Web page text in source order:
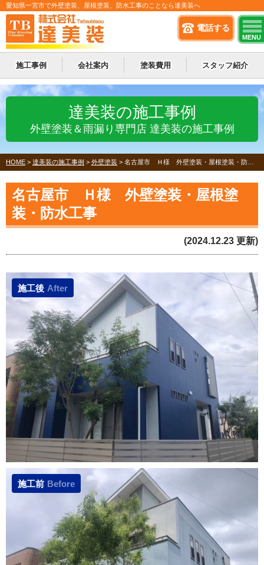
電話する
MENU
愛知県一宮市で外壁塗装、屋根塗装、防水工事のことなら達美装へ
施工事例 会社案内 塗装費用 スタッフ紹介
達美装の施工事例
外壁塗装＆雨漏り専門店 達美装の施工事例
HOME > 達美装の施工事例 > 外壁塗装 > 名古屋市 Ｈ様 外壁塗装・屋根塗装・防水工事
名古屋市 Ｈ様 外壁塗装・屋根塗
装・防水工事
(2024.12.23 更新)
施工後 After
施工前 Before